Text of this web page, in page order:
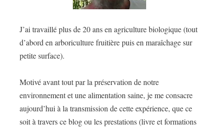
J’ai travaillé plus de 20 ans en agriculture biologique (tout
d’abord en arboriculture fruitière puis en maraîchage sur
petite surface).
Motivé avant tout par la préservation de notre
environnement et une alimentation saine, je me consacre
aujourd’hui à la transmission de cette expérience, que ce
soit à travers ce blog ou les prestations (livre et formations